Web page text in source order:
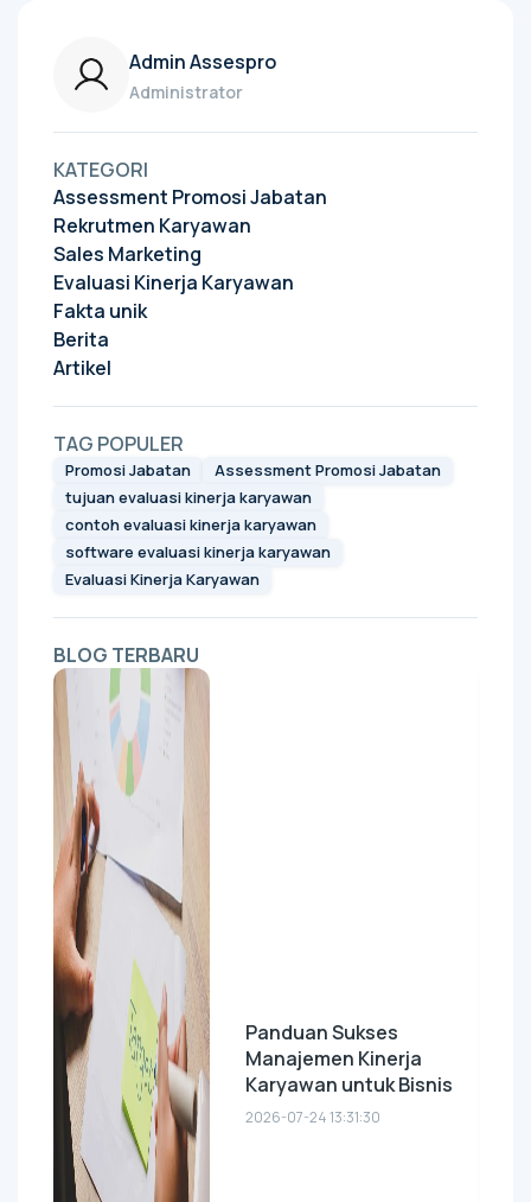
Admin Assespro
Administrator
KATEGORI
Assessment Promosi Jabatan
Rekrutmen Karyawan
Sales Marketing
Evaluasi Kinerja Karyawan
Fakta unik
Berita
Artikel
TAG POPULER
Promosi Jabatan
Assessment Promosi Jabatan
tujuan evaluasi kinerja karyawan
contoh evaluasi kinerja karyawan
software evaluasi kinerja karyawan
Evaluasi Kinerja Karyawan
BLOG TERBARU
Panduan Sukses
Manajemen Kinerja
Karyawan untuk Bisnis
2026-07-24 13:31:30